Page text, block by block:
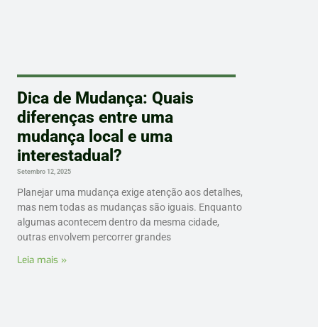
Dica de Mudança: Quais
diferenças entre uma
mudança local e uma
interestadual?
Setembro 12, 2025
Planejar uma mudança exige atenção aos detalhes,
mas nem todas as mudanças são iguais. Enquanto
algumas acontecem dentro da mesma cidade,
outras envolvem percorrer grandes
Leia mais »